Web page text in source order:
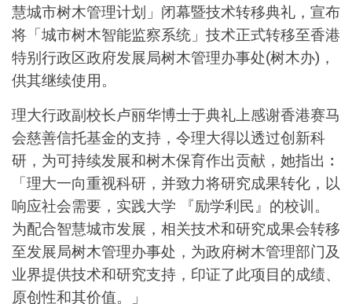
慧城市树木管理计划」闭幕暨技术转移典礼，宣布
将「城市树木智能监察系统」技术正式转移至香港
特别行政区政府发展局树木管理办事处(树木办)，
供其继续使用。
理大行政副校长卢丽华博士于典礼上感谢香港赛马
会慈善信托基金的支持，令理大得以透过创新科
研，为可持续发展和树木保育作出贡献，她指出︰
「理大一向重视科研，并致力将研究成果转化，以
响应社会需要，实践大学 『励学利民』的校训。
为配合智慧城市发展，相关技术和研究成果会转移
至发展局树木管理办事处，为政府树木管理部门及
业界提供技术和研究支持，印证了此项目的成绩、
原创性和其价值。」